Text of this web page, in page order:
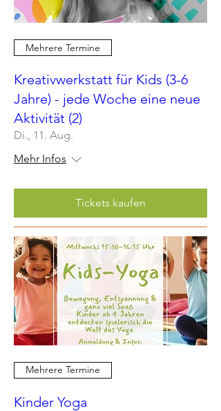
Mehrere Termine
Kreativwerkstatt für Kids (3-6
Jahre) - jede Woche eine neue
Aktivität (2)
Di., 11. Aug.
Mehr Infos
Tickets kaufen
Mehrere Termine
Kinder Yoga